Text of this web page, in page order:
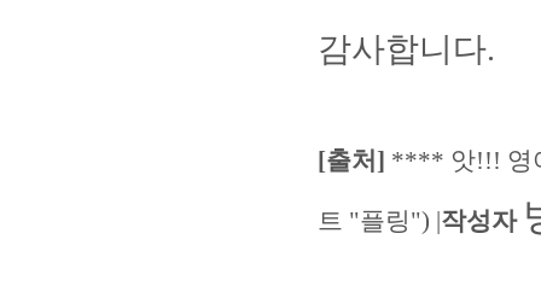
감사합니다.
[출처] **** 앗!!! 영
트 "플링") |작성자